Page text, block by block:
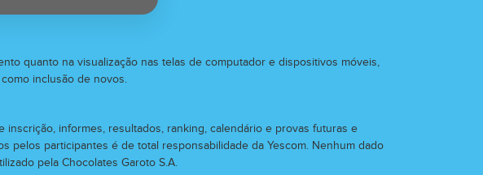
quanto na visualização nas telas de computador e dispositivos móveis,
inclusão de novos.
informes, resultados, ranking, calendário e provas futuras e
pelos participantes é de total responsabilidade da Yescom. Nenhum dado
pela Chocolates Garoto S.A.